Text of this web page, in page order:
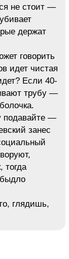
не стоит —
держат
говорить
идет чистая
Если 40-
трубу —
подавайте —
занес
тогда
глядишь,